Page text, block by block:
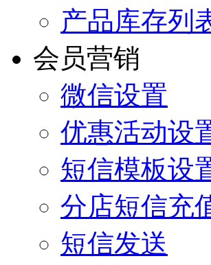
产品库存列
会员营销
微信设置
优惠活动设
短信模板设
分店短信充
短信发送